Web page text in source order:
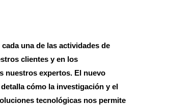
una de las actividades de
clientes y en los
nuestros expertos. El nuevo
cómo la investigación y el
tecnológicas nos permite